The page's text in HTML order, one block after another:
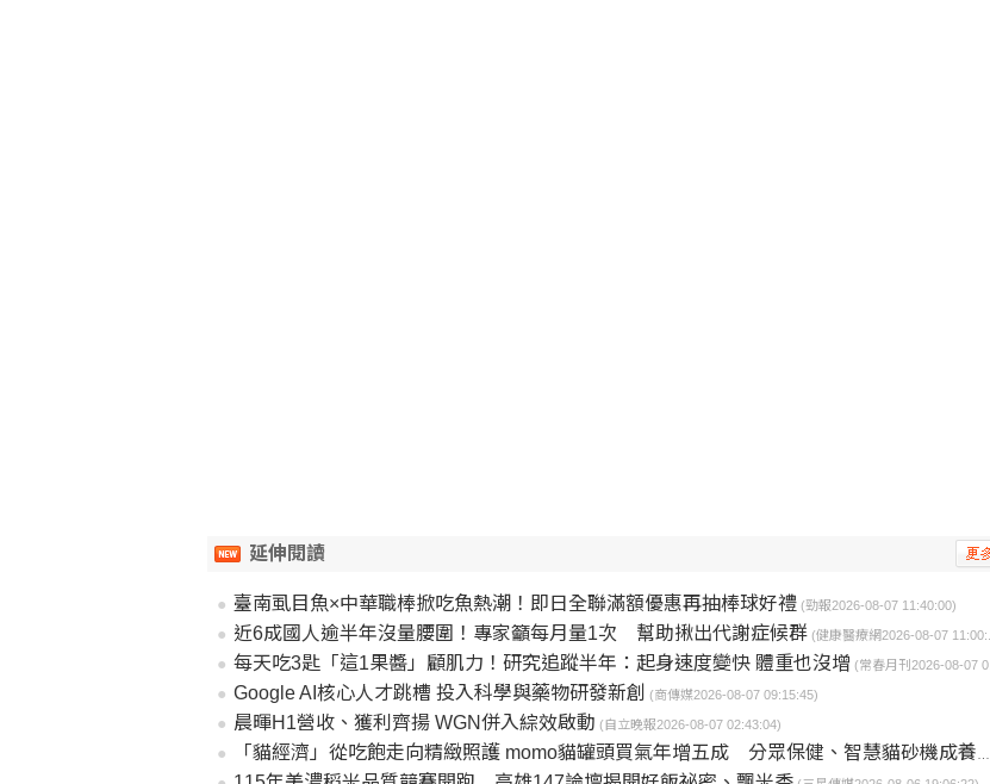
延伸閱讀
臺南虱目魚×中華職棒掀吃魚熱潮！即日全聯滿額優惠再抽棒球好禮 (勁報2026-08-07 11:40:00)
近6成國人逾半年沒量腰圍！專家籲每月量1次 幫助揪出代謝症候群 (健康醫療網2026-08-07 11:00:00)
每天吃3匙「這1果醬」顧肌力！研究追蹤半年：起身速度變快 體重也沒增 (常春月刊2026-08-07 09:30:00)
Google AI核心人才跳槽 投入科學與藥物研發新創 (商傳媒2026-08-07 09:15:45)
晨暉H1營收、獲利齊揚 WGN併入綜效啟動 (自立晚報2026-08-07 02:43:04)
「貓經濟」從吃飽走向精緻照護 momo貓罐頭買氣年增五成 分眾保健、智慧貓砂機成養貓新標配